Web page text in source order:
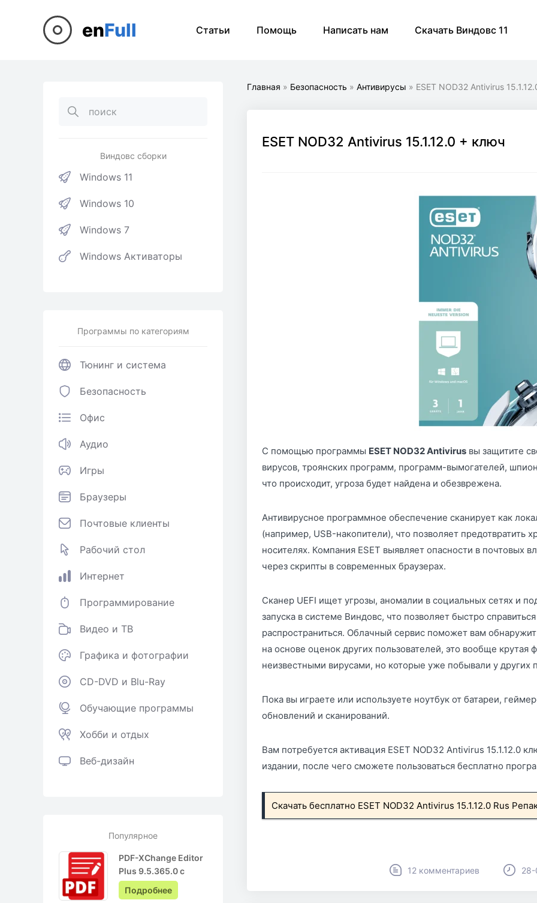
enFull Статьи Помощь Написать нам Скачать Виндовс 11
Виндовс сборки
Windows 11
Windows 10
Windows 7
Windows Активаторы
Программы по категориям
Тюнинг и система
Безопасность
Офис
Аудио
Игры
Браузеры
Почтовые клиенты
Рабочий стол
Интернет
Программирование
Видео и ТВ
Графика и фотографии
CD-DVD и Blu-Ray
Обучающие программы
Хобби и отдых
Веб-дизайн
Популярное
PDF-XChange Editor
Plus 9.5.365.0 с
ключом лицензии +
Pro на Русском
Подробнее
Главная » Безопасность » Антивирусы » ESET NOD32 Antivirus
ESET NOD32 Antivirus 15.1.12.0 + ключ
С помощью программы ESET NOD32 Antivirus вы защитите
вирусов, троянских программ, программ-вымогателей,
что происходит, угроза будет найдена и обезврежена.
Антивирусное программное обеспечение сканирует как
(например, USB-накопители), что позволяет
носителях. Компания ESET выявляет опасности в почтовых
через скрипты в современных браузерах.
Сканер UEFI ищет угрозы, аномалии в социальных сетях и
запуска в системе Виндовс, что позволяет быстро
распространиться. Облачный сервис поможет вам
на основе оценок других пользователей, это вообще крутая
неизвестными вирусами, но которые уже побывали у
Пока вы играете или используете ноутбук от батареи,
обновлений и сканирований.
Вам потребуется активация ESET NOD32 Antivirus 15.1.12.0
издании, после чего сможете пользоваться бесплатно
Скачать бесплатно ESET NOD32 Antivirus 15.1.12.0 Rus
12 комментариев 28-